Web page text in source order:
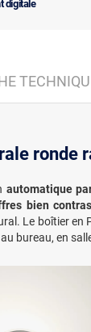
digitale
ronde
automatique
bien
Le boîtier en
bureau, en